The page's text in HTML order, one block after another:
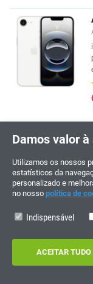
Damos valor
Utilizamos os nossos
estatísticos da
personalizado e
no nosso política de
Indispensável